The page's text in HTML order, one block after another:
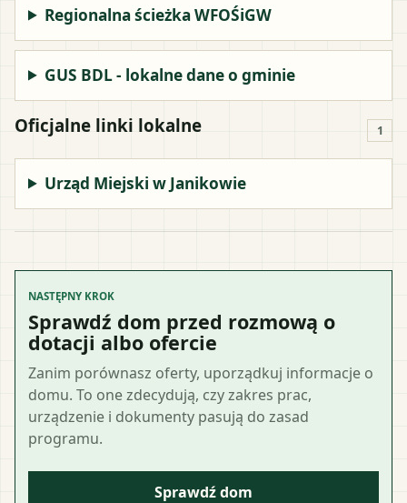
Regionalna ścieżka WFOŚiGW
GUS BDL - lokalne dane o gminie
Oficjalne linki lokalne 1
Urząd Miejski w Janikowie
NASTĘPNY KROK
Sprawdź dom przed rozmową o
dotacji albo ofercie
Zanim porównasz oferty, uporządkuj informacje o
domu. To one zdecydują, czy zakres prac,
urządzenie i dokumenty pasują do zasad
programu.
Sprawdź dom